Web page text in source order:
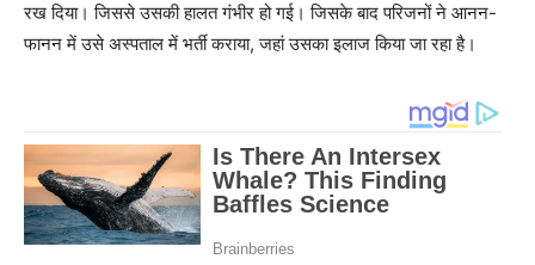
रख दिया। जिससे उसकी हालत गंभीर हो गई। जिसके बाद परिजनों ने आनन-
फानन में उसे अस्पताल में भर्ती कराया, जहां उसका इलाज किया जा रहा है।